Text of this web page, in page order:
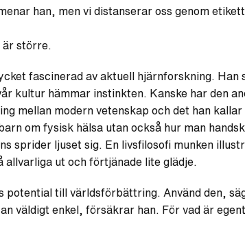
han, men vi distanserar oss genom
större.
fascinerad av aktuell hjärnforskning. Han
kultur hämmar instinkten. Kanske har den
mellan modern vetenskap och det han
om fysisk hälsa utan också hur man
sprider ljuset sig. En livsfilosofi munken
ut och förtjänade lite glädje.
potential till världsförbättring. Använd den,
väldigt enkel, försäkrar han. För vad är